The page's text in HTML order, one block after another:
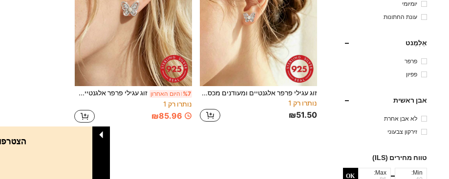
יומיומי
עונת החתונות
אֵלֵמֶנט
פרפר
פפיון
אבן ראשית
לא אבן אחרת
זירקון צבעוני
טווח מחירים (ILS)
Min:
Max:
OK
זוג עגילי פרפר אלגנטיים ומעודנים מכסף סטרלינג 925, מתאימים למסיבות, מפגשים, לבישה יומית, דייט, מתנת יום נישואין לנשים
נותרו רק 1
₪51.50
%7 היום האחרון
זוג עגילי פרפר אלגנטיים מעודנים מכסף סטרלינג 925, מתאימים למפגשים של נשים, מסיבות, לבישה יומית, דייטים, ימי נישואין, מתנה תואמת
נותרו רק 1
₪85.96